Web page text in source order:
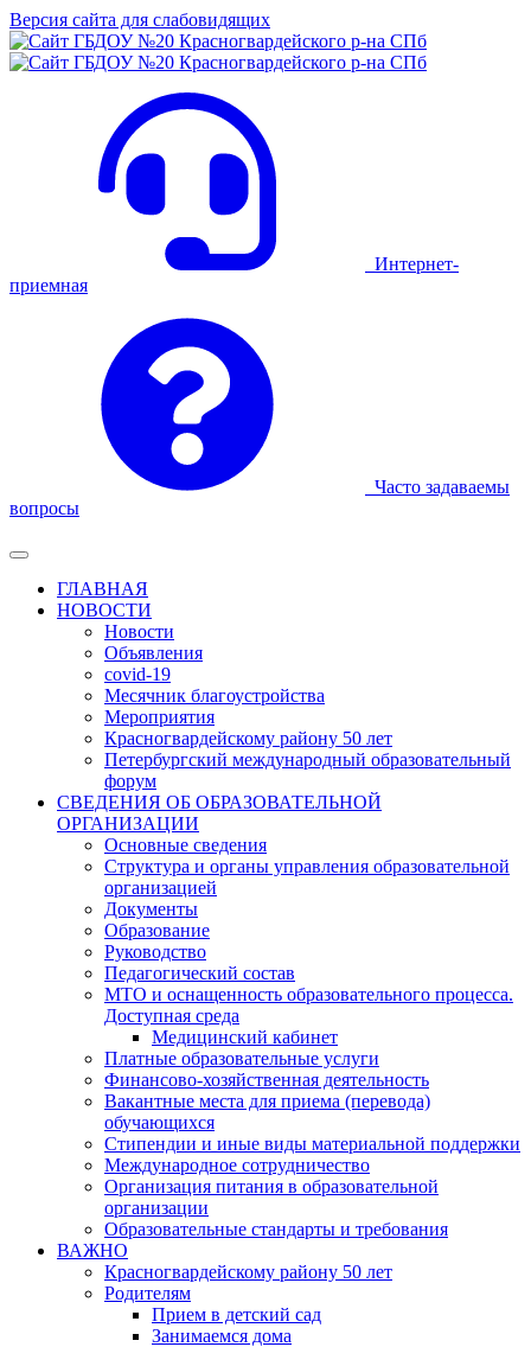
Версия сайта для слабовидящих
Интернет-
приемная
Часто задаваемы
вопросы
ГЛАВНАЯ
НОВОСТИ
Новости
Объявления
covid-19
Месячник благоустройства
Мероприятия
Красногвардейскому району 50 лет
Петербургский международный образовательный
форум
СВЕДЕНИЯ ОБ ОБРАЗОВАТЕЛЬНОЙ
ОРГАНИЗАЦИИ
Основные сведения
Структура и органы управления образовательной
организацией
Документы
Образование
Руководство
Педагогический состав
МТО и оснащенность образовательного процесса.
Доступная среда
Медицинский кабинет
Платные образовательные услуги
Финансово-хозяйственная деятельность
Вакантные места для приема (перевода)
обучающихся
Стипендии и иные виды материальной поддержки
Международное сотрудничество
Организация питания в образовательной
организации
Образовательные стандарты и требования
ВАЖНО
Красногвардейскому району 50 лет
Родителям
Прием в детский сад
Занимаемся дома